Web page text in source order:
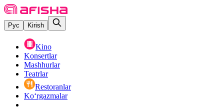
Рус Kirish
Kino
Konsertlar
Mashhurlar
Teatrlar
Restoranlar
Ko‘rgazmalar